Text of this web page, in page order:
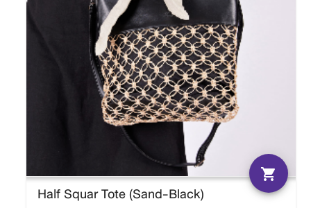
Half Squar Tote (Sand-Black)
shopping_cart